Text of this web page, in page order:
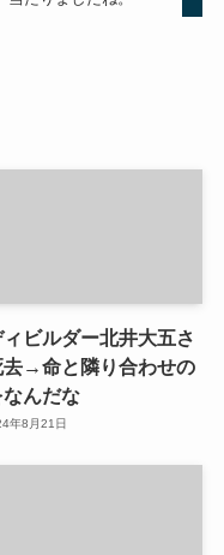
ビルダー北井大五さ
去→命と隣り合わせの
んだな
年8月21日